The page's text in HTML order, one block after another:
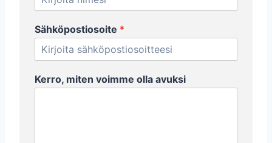
Sähköpostiosoite *
*
*
Kerro, miten voimme olla avuksi